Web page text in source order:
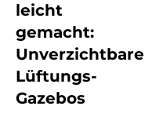
leicht
gemacht:
Unverzichtbare
Lüftungs-
Gazebos